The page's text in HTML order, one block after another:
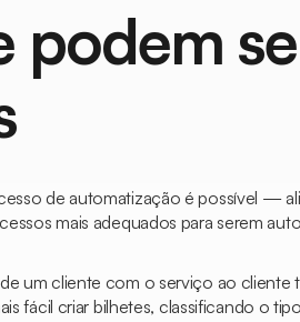
podem
de automatização é possível —
mais adequados para serem
um cliente com o serviço ao cliente
fácil criar bilhetes, classificando o